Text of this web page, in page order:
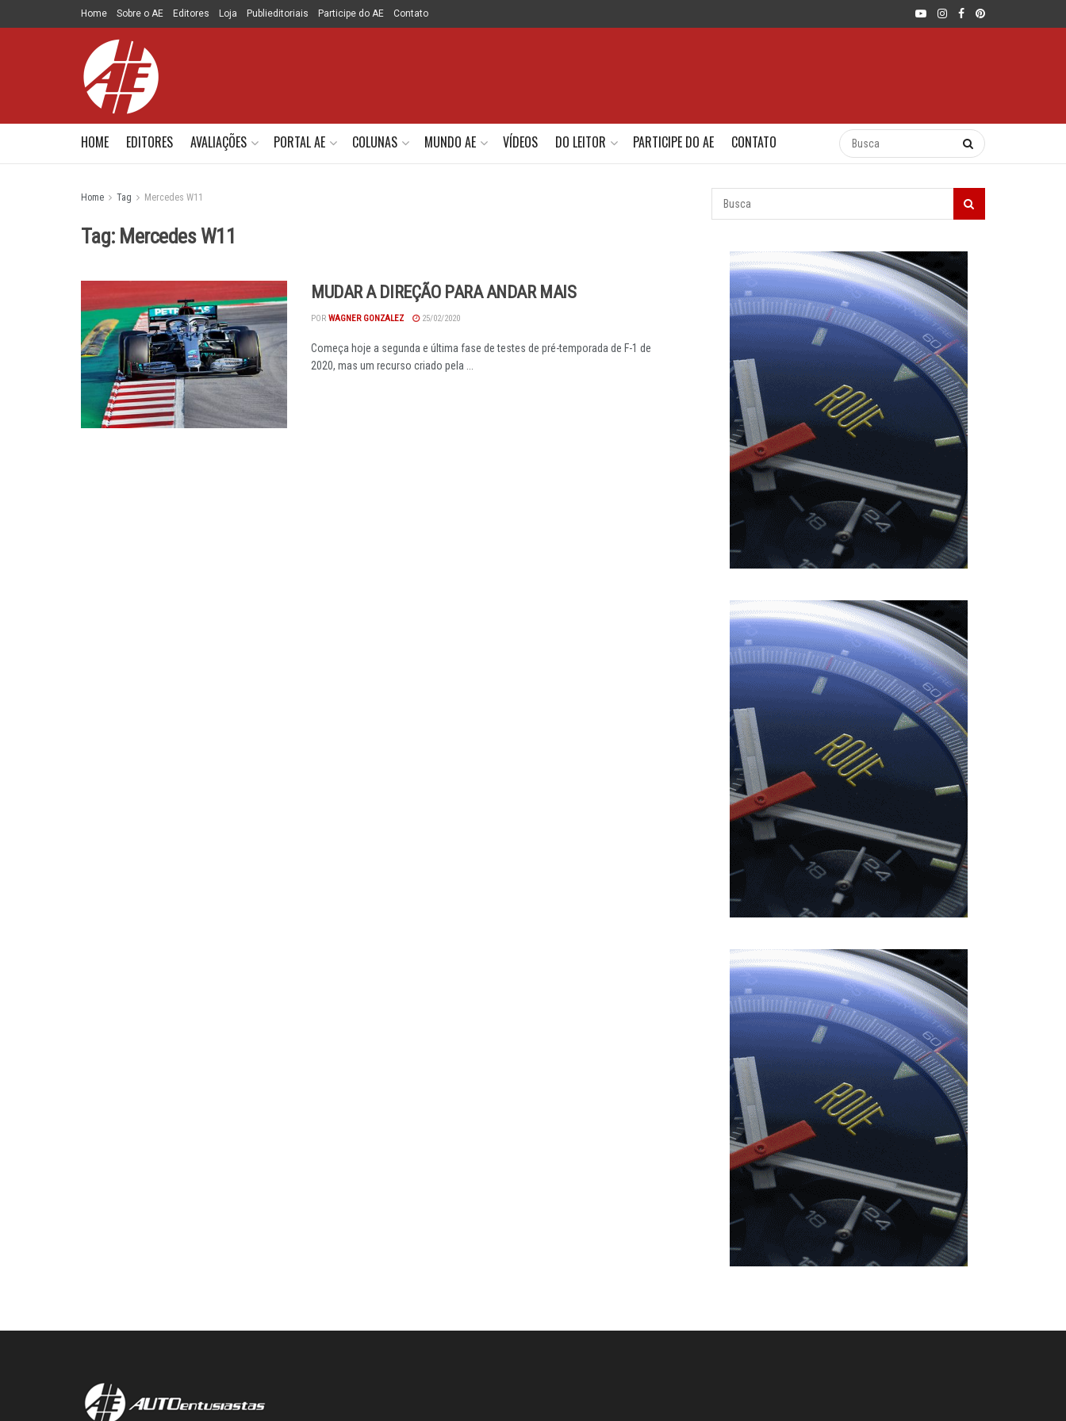
Home Sobre o AE Editores Loja Publieditoriais Participe do AE Contato
HOME EDITORES AVALIAÇÕES PORTAL AE COLUNAS MUNDO AE VÍDEOS DO LEITOR PARTICIPE DO AE CONTATO
Home Tag Mercedes W11
Tag: Mercedes W11
MUDAR A DIREÇÃO PARA ANDAR MAIS
POR WAGNER GONZALEZ 25/02/2020
Começa hoje a segunda e última fase de testes de pré-temporada de F-1 de
2020, mas um recurso criado pela ...